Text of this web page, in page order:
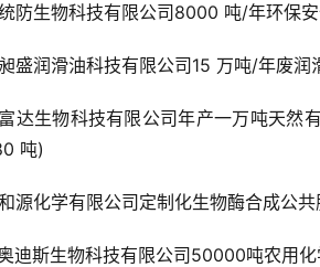
防生物科技有限公司8000 吨/年环保
盛润滑油科技有限公司15 万吨/年废
达生物科技有限公司年产一万吨天然
吨)
源化学有限公司定制化生物酶合成公
迪斯生物科技有限公司50000吨农用